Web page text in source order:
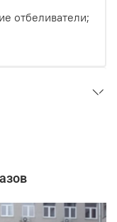
отбеливатели;